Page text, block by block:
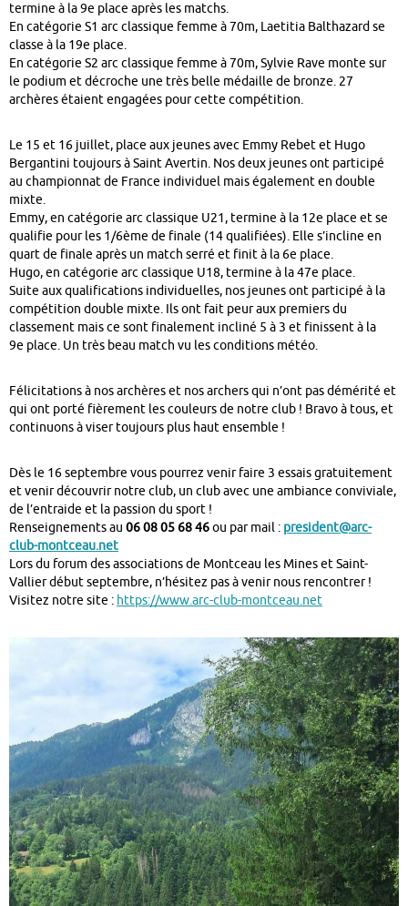
termine à la 9e place après les matchs.
En catégorie S1 arc classique femme à 70m, Laetitia Balthazard se
classe à la 19e place.
En catégorie S2 arc classique femme à 70m, Sylvie Rave monte sur
le podium et décroche une très belle médaille de bronze. 27
archères étaient engagées pour cette compétition.
Le 15 et 16 juillet, place aux jeunes avec Emmy Rebet et Hugo
Bergantini toujours à Saint Avertin. Nos deux jeunes ont participé
au championnat de France individuel mais également en double
mixte.
Emmy, en catégorie arc classique U21, termine à la 12e place et se
qualifie pour les 1/6ème de finale (14 qualifiées). Elle s’incline en
quart de finale après un match serré et finit à la 6e place.
Hugo, en catégorie arc classique U18, termine à la 47e place.
Suite aux qualifications individuelles, nos jeunes ont participé à la
compétition double mixte. Ils ont fait peur aux premiers du
classement mais ce sont finalement incliné 5 à 3 et finissent à la
9e place. Un très beau match vu les conditions météo.
Félicitations à nos archères et nos archers qui n’ont pas démérité et
qui ont porté fièrement les couleurs de notre club ! Bravo à tous, et
continuons à viser toujours plus haut ensemble !
Dès le 16 septembre vous pourrez venir faire 3 essais gratuitement
et venir découvrir notre club, un club avec une ambiance conviviale,
de l’entraide et la passion du sport !
Renseignements au 06 08 05 68 46ou par mail : president@arc-
club-montceau.net
Lors du forum des associations de Montceau les Mines et Saint-
Vallier début septembre, n’hésitez pas à venir nous rencontrer !
Visitez notre site : https://www.arc-club-montceau.net